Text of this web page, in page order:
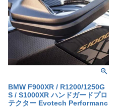
BMW F900XR / R1200/1250G
S / S1000XR ハンドガードプロ
テクター Evotech Performanc